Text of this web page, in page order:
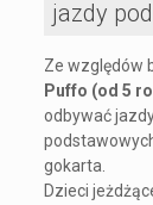
jazdy
Ze względów
Puffo (od 5
odbywać
gokarta.
Dzieci